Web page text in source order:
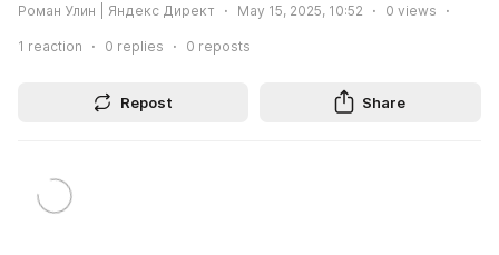
Роман Улин | Яндекс Директ May 15, 2025, 10:52 0 views
1 reaction 0 replies 0 reposts
Repost Share